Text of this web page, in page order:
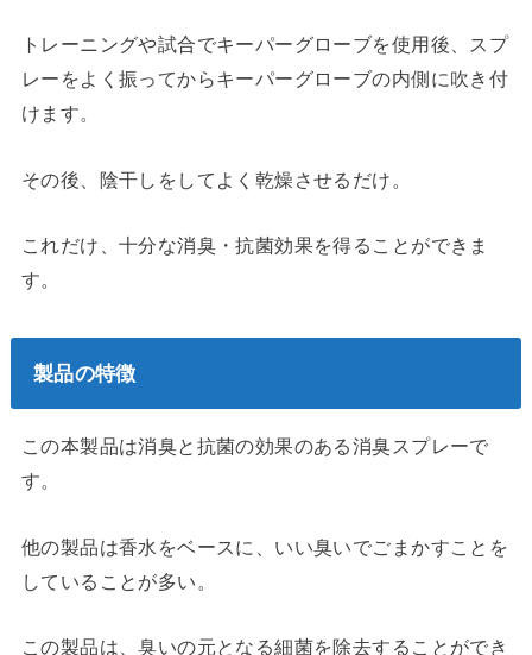
トレーニングや試合でキーパーグローブを使用後、スプ
レーをよく振ってからキーパーグローブの内側に吹き付
けます。
その後、陰干しをしてよく乾燥させるだけ。
これだけ、十分な消臭・抗菌効果を得ることができま
す。
製品の特徴
この本製品は消臭と抗菌の効果のある消臭スプレーで
す。
他の製品は香水をベースに、いい臭いでごまかすことを
していることが多い。
この製品は、臭いの元となる細菌を除去することができ